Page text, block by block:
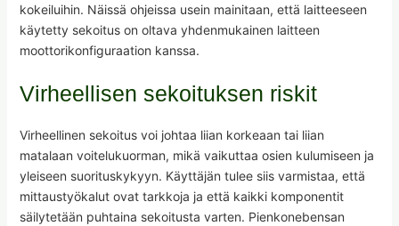
kokeiluihin. Näissä ohjeissa usein mainitaan, että laitteeseen
käytetty sekoitus on oltava yhdenmukainen laitteen
moottorikonfiguraation kanssa.
Virheellisen sekoituksen riskit
Virheellinen sekoitus voi johtaa liian korkeaan tai liian
matalaan voitelukuorman, mikä vaikuttaa osien kulumiseen ja
yleiseen suorituskykyyn. Käyttäjän tulee siis varmistaa, että
mittaustyökalut ovat tarkkoja ja että kaikki komponentit
säilytetään puhtaina sekoitusta varten. Pienkonebensan